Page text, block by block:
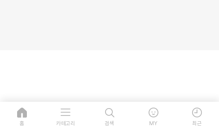
홈 카테고리 검색 MY 최근